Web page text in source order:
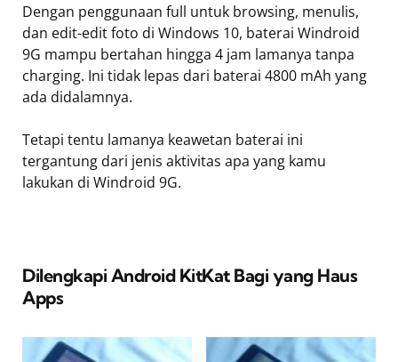
Dengan penggunaan full untuk browsing, menulis,
dan edit-edit foto di Windows 10, baterai Windroid
9G mampu bertahan hingga 4 jam lamanya tanpa
charging. Ini tidak lepas dari baterai 4800 mAh yang
ada didalamnya.
Tetapi tentu lamanya keawetan baterai ini
tergantung dari jenis aktivitas apa yang kamu
lakukan di Windroid 9G.
Dilengkapi Android KitKat Bagi yang Haus
Apps